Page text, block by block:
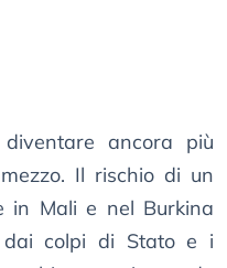
ancora più
Il rischio di un
in Mali e nel Burkina
dai colpi di Stato e i